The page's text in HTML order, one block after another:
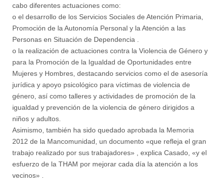
cabo diferentes actuaciones como:
o el desarrollo de los Servicios Sociales de Atención Primaria,
Promoción de la Autonomía Personal y la Atención a las
Personas en Situación de Dependencia .
o la realización de actuaciones contra la Violencia de Género y
para la Promoción de la Igualdad de Oportunidades entre
Mujeres y Hombres, destacando servicios como el de asesoría
jurídica y apoyo psicológico para víctimas de violencia de
género, así como talleres y actividades de promoción de la
igualdad y prevención de la violencia de género dirigidos a
niños y adultos.
Asimismo, también ha sido quedado aprobada la Memoria
2012 de la Mancomunidad, un documento «que refleja el gran
trabajo realizado por sus trabajadores» , explica Casado, «y el
esfuerzo de la THAM por mejorar cada día la atención a los
vecinos» .